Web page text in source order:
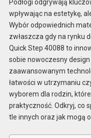
Podłogi odgrywają
wpływając na estetykę,
Wybór odpowiednich
zwłaszcza gdy na rynku
Quick Step 40088 to
sobie nowoczesny
zaawansowanym
łatwości w utrzymaniu
wyborem dla rodzin,
praktyczność. Odkryj, co
tle innych oraz jak mogą